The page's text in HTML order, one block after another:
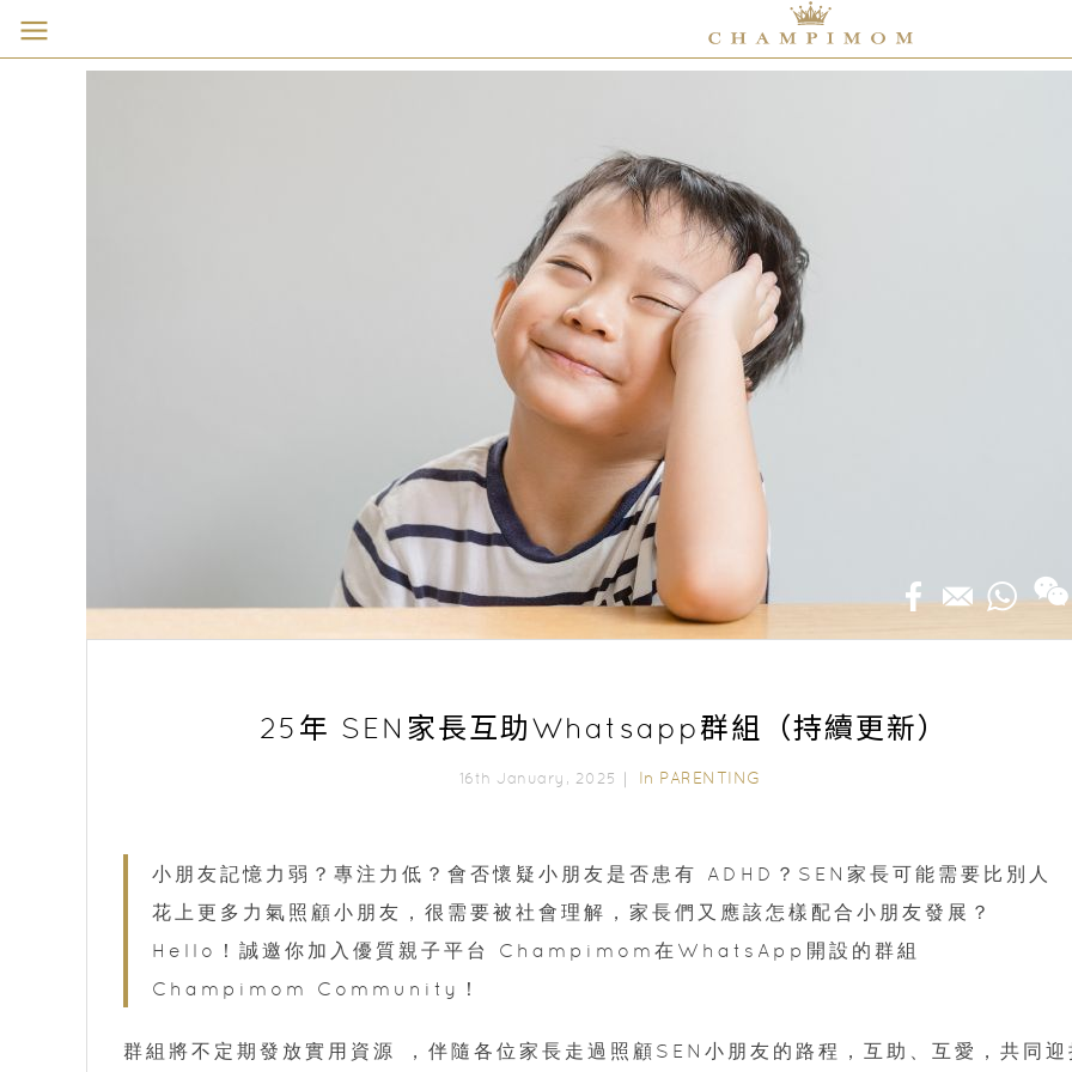
25年 SEN家長互助Whatsapp群組（持續更新）
16th January, 2025｜ In PARENTING
小朋友記憶力弱？專注力低？會否懷疑小朋友是否患有 ADHD？SEN家長可能需要比別人
花上更多力氣照顧小朋友，很需要被社會理解，家長們又應該怎樣配合小朋友發展？
Hello！誠邀你加入優質親子平台 Champimom在WhatsApp開設的群組
Champimom Community！
群組將不定期發放實用資源 ，伴隨各位家長走過照顧SEN小朋友的路程，互助、互愛，共同迎